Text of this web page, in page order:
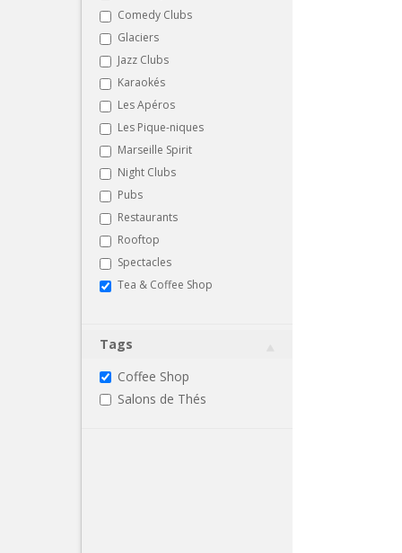
Comedy Clubs
Glaciers
Jazz Clubs
Karaokés
Les Apéros
Les Pique-niques
Marseille Spirit
Night Clubs
Pubs
Restaurants
Rooftop
Spectacles
Tea & Coffee Shop
Tags
Coffee Shop
Salons de Thés